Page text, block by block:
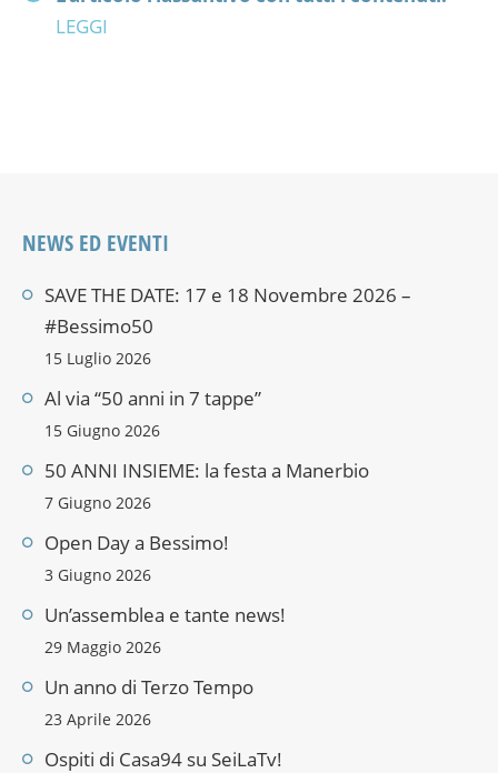
LEGGI
NEWS ED EVENTI
SAVE THE DATE: 17 e 18 Novembre 2026 –
#Bessimo50
15 Luglio 2026
Al via “50 anni in 7 tappe”
15 Giugno 2026
50 ANNI INSIEME: la festa a Manerbio
7 Giugno 2026
Open Day a Bessimo!
3 Giugno 2026
Un’assemblea e tante news!
29 Maggio 2026
Un anno di Terzo Tempo
23 Aprile 2026
Ospiti di Casa94 su SeiLaTv!